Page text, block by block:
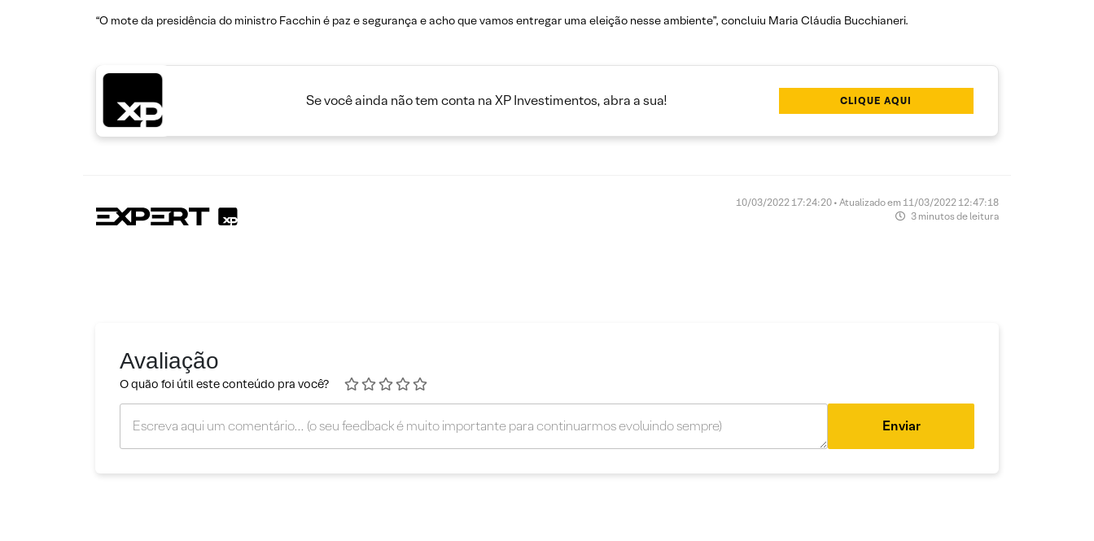
“O mote da presidência do ministro Facchin é paz e segurança e acho que vamos entregar uma eleição nesse ambiente”, concluiu Maria Cláudia Bucchianeri.
Se você ainda não tem conta na XP Investimentos, abra a sua! CLIQUE AQUI
10/03/2022 17:24:20 • Atualizado em 11/03/2022 12:47:18
3 minutos de leitura
Avaliação
O quão foi útil este conteúdo pra você?
Enviar